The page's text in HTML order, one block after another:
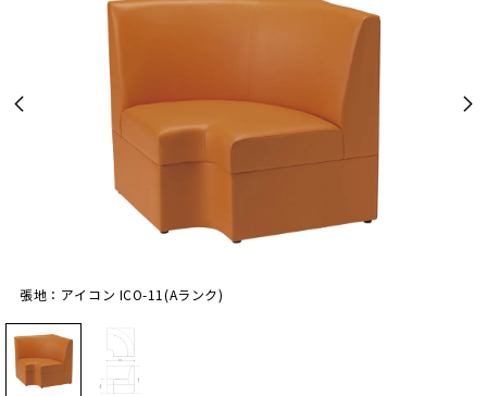
張地：アイコン ICO-11(Aランク)
張地：アイコン ICO-11(Aランク)